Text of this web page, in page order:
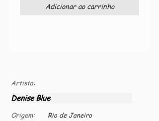
Adicionar ao carrinho
Artista:
Denise Blue
Origem: Rio de Janeiro